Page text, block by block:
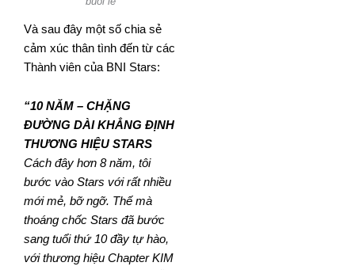
Và sau đây một số chia sẻ
cảm xúc thân tình đến từ các
Thành viên của BNI Stars:
“10 NĂM – CHẶNG
ĐƯỜNG DÀI KHẲNG ĐỊNH
THƯƠNG HIỆU STARS
Cách đây hơn 8 năm, tôi
bước vào Stars với rất nhiều
mới mẻ, bỡ ngỡ. Thế mà
thoáng chốc Stars đã bước
sang tuổi thứ 10 đầy tự hào,
với thương hiệu Chapter KIM